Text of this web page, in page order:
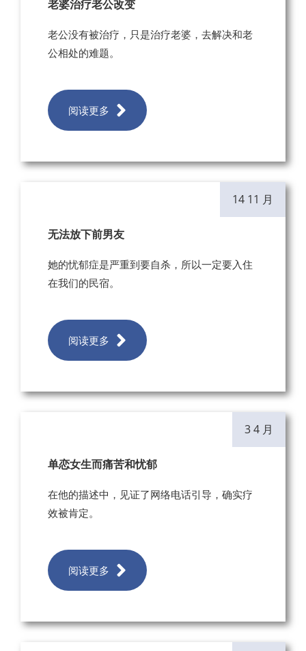
老婆治疗老公改变
老公没有被治疗，只是治疗老婆，去解决和老
公相处的难题。
阅读更多
14 11 月
无法放下前男友
她的忧郁症是严重到要自杀，所以一定要入住
在我们的民宿。
阅读更多
3 4 月
单恋女生而痛苦和忧郁
在他的描述中，见证了网络电话引导，确实疗
效被肯定。
阅读更多